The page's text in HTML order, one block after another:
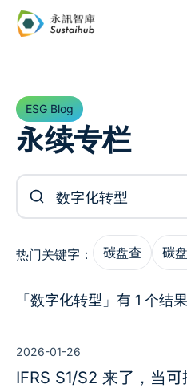
跳至主内容
ESG Blog
永续专栏
搜索文章
热门关键字： 碳盘查 碳
「数字化转型」有 1 个结果
2026-01-26
IFRS S1/S2 来了，当